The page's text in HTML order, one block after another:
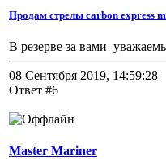
Продам стрелы carbon express
В резерве за вами
08 Сентября 2019, 14:59:28
Ответ #6
Master Mariner